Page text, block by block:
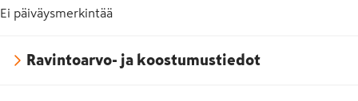
Ei päiväysmerkintää
Ravintoarvo- ja koostumustiedot